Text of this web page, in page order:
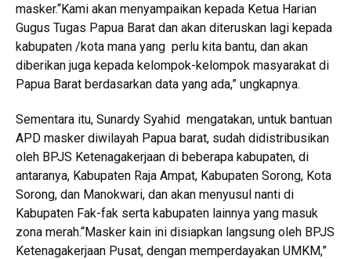
masker.“Kami akan menyampaikan kepada Ketua Harian
Gugus Tugas Papua Barat dan akan diteruskan lagi kepada
kabupaten /kota mana yang perlu kita bantu, dan akan
diberikan juga kepada kelompok-kelompok masyarakat di
Papua Barat berdasarkan data yang ada,” ungkapnya.
Sementara itu, Sunardy Syahid mengatakan, untuk bantuan
APD masker diwilayah Papua barat, sudah didistribusikan
oleh BPJS Ketenagakerjaan di beberapa kabupaten, di
antaranya, Kabupaten Raja Ampat, Kabupaten Sorong, Kota
Sorong, dan Manokwari, dan akan menyusul nanti di
Kabupaten Fak-fak serta kabupaten lainnya yang masuk
zona merah.“Masker kain ini disiapkan langsung oleh BPJS
Ketenagakerjaan Pusat, dengan memperdayakan UMKM,”